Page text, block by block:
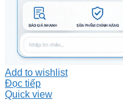
Add to wishlist
Đọc tiếp
Quick view